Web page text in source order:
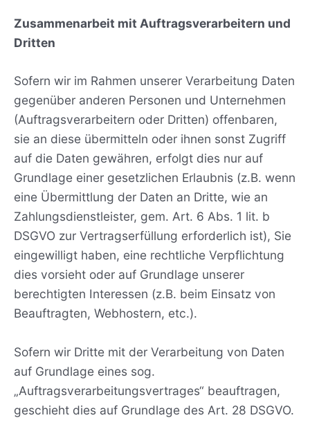
Zusammenarbeit mit Auftragsverarbeitern und
Dritten
Sofern wir im Rahmen unserer Verarbeitung Daten
gegenüber anderen Personen und Unternehmen
(Auftragsverarbeitern oder Dritten) offenbaren,
sie an diese übermitteln oder ihnen sonst Zugriff
auf die Daten gewähren, erfolgt dies nur auf
Grundlage einer gesetzlichen Erlaubnis (z.B. wenn
eine Übermittlung der Daten an Dritte, wie an
Zahlungsdienstleister, gem. Art. 6 Abs. 1 lit. b
DSGVO zur Vertragserfüllung erforderlich ist), Sie
eingewilligt haben, eine rechtliche Verpflichtung
dies vorsieht oder auf Grundlage unserer
berechtigten Interessen (z.B. beim Einsatz von
Beauftragten, Webhostern, etc.).
Sofern wir Dritte mit der Verarbeitung von Daten
auf Grundlage eines sog.
„Auftragsverarbeitungsvertrages“ beauftragen,
geschieht dies auf Grundlage des Art. 28 DSGVO.